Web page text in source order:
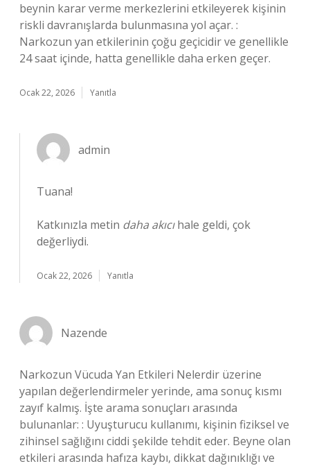
beynin karar verme merkezlerini etkileyerek kişinin
riskli davranışlarda bulunmasına yol açar. :
Narkozun yan etkilerinin çoğu geçicidir ve genellikle
24 saat içinde, hatta genellikle daha erken geçer.
Ocak 22, 2026 Yanıtla
admin
Tuana!
Katkınızla metin daha akıcıhale geldi, çok
değerliydi.
Ocak 22, 2026 Yanıtla
Nazende
Narkozun Vücuda Yan Etkileri Nelerdir üzerine
yapılan değerlendirmeler yerinde, ama sonuç kısmı
zayıf kalmış. İşte arama sonuçları arasında
bulunanlar: : Uyuşturucu kullanımı, kişinin fiziksel ve
zihinsel sağlığını ciddi şekilde tehdit eder. Beyne olan
etkileri arasında hafıza kaybı, dikkat dağınıklığı ve